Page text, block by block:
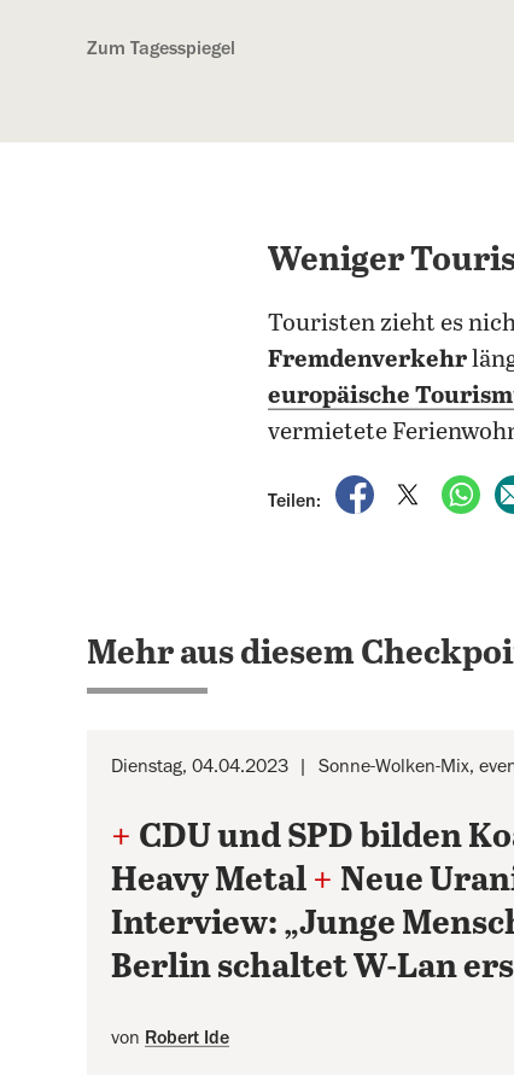
Zum Tagesspiegel
Weniger
Touristen zieht es
Fremdenverkehr
europäische
vermietete
Teilen:
auf Facebook
auf X
Mehr aus diesem
Dienstag, 04.04.2023 Sonne-Wolken-Mix,
+ CDU und SPD bilden
Heavy Metal + Neue
Interview: „Junge
Berlin schaltet W-Lan
von Robert Ide